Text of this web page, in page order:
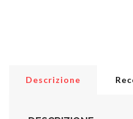
Descrizione